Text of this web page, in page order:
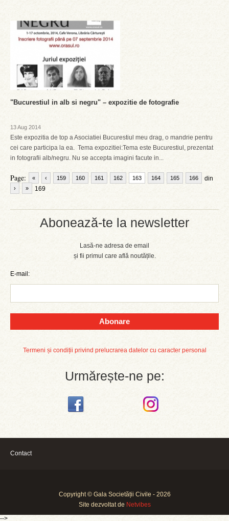
Abonează-te la newsletter
Lasă-ne adresa de email
și fii primul care află noutățile.
E-mail:
Abonare
Termeni și condiții privind prelucrarea datelor cu caracter personal
Urmărește-ne pe:
"Bucurestiul in alb si negru" – expozitie de fotografie
13 Aug 2014
Este expozitia de top a Asociatiei Bucurestiul meu drag, o mandrie pentru
cei care participa la ea. Tema expozitiei:Tema este Bucurestiul, prezentat
in fotografii alb/negru. Nu se accepta imagini facute in...
Page: « ‹ 159 160 161 162 163 164 165 166
din
169
› »
Contact
Copyright © Gala Societății Civile - 2026
Site dezvoltat de Netvibes
-->